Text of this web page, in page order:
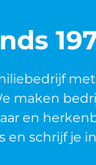
maken
en
en schrijf je